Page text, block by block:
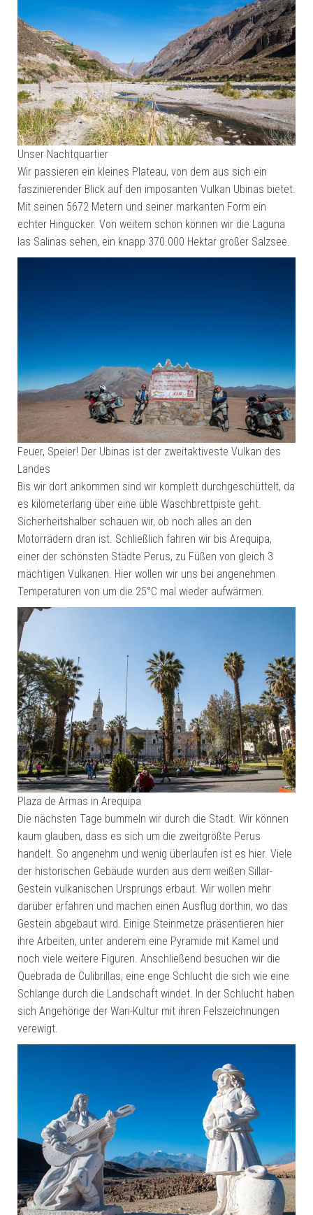
Unser Nachtquartier
Wir passieren ein kleines Plateau, von dem aus sich ein
faszinierender Blick auf den imposanten Vulkan Ubinas bietet.
Mit seinen 5672 Metern und seiner markanten Form ein
echter Hingucker. Von weitem schon können wir die Laguna
las Salinas sehen, ein knapp 370.000 Hektar großer Salzsee.
Feuer, Speier! Der Ubinas ist der zweitaktiveste Vulkan des
Landes
Bis wir dort ankommen sind wir komplett durchgeschüttelt, da
es kilometerlang über eine üble Waschbrettpiste geht.
Sicherheitshalber schauen wir, ob noch alles an den
Motorrädern dran ist. Schließlich fahren wir bis Arequipa,
einer der schönsten Städte Perus, zu Füßen von gleich 3
mächtigen Vulkanen. Hier wollen wir uns bei angenehmen
Temperaturen von um die 25°C mal wieder aufwärmen.
Plaza de Armas in Arequipa
Die nächsten Tage bummeln wir durch die Stadt. Wir können
kaum glauben, dass es sich um die zweitgrößte Perus
handelt. So angenehm und wenig überlaufen ist es hier. Viele
der historischen Gebäude wurden aus dem weißen Sillar-
Gestein vulkanischen Ursprungs erbaut. Wir wollen mehr
darüber erfahren und machen einen Ausflug dorthin, wo das
Gestein abgebaut wird. Einige Steinmetze präsentieren hier
ihre Arbeiten, unter anderem eine Pyramide mit Kamel und
noch viele weitere Figuren. Anschließend besuchen wir die
Quebrada de Culibrillas, eine enge Schlucht die sich wie eine
Schlange durch die Landschaft windet. In der Schlucht haben
sich Angehörige der Wari-Kultur mit ihren Felszeichnungen
verewigt.